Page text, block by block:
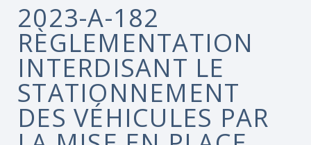
2023-A-182
RÈGLEMENTATION
INTERDISANT LE
STATIONNEMENT
DES VÉHICULES PAR